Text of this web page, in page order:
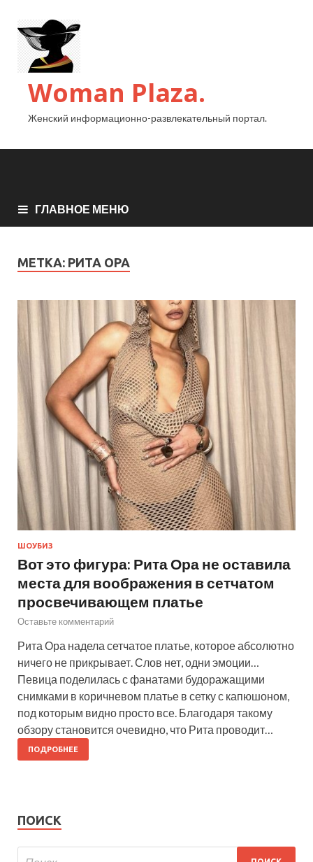
Woman Plaza.
Женский информационно-развлекательный портал.
ГЛАВНОЕ МЕНЮ
МЕТКА: РИТА ОРА
ШОУБИЗ
Вот это фигура: Рита Ора не оставила
места для воображения в сетчатом
просвечивающем платье
Оставьте комментарий
Рита Ора надела сетчатое платье, которое абсолютно
ничего не прикрывает. Слов нет, одни эмоции…
Певица поделилась с фанатами будоражащими
снимками в коричневом платье в сетку с капюшоном,
под которым видно просто все. Благодаря такому
обзору становится очевидно, что Рита проводит…
ПОДРОБНЕЕ
ПОИСК